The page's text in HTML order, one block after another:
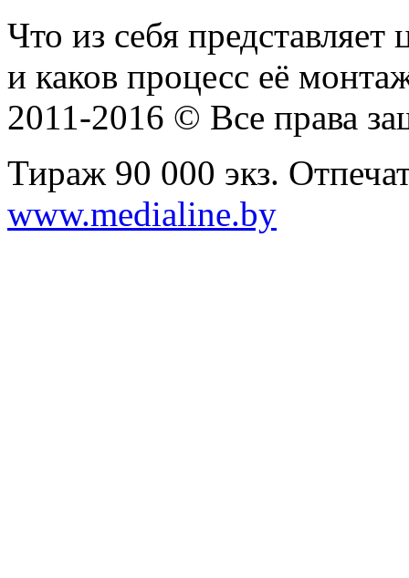
Что из себя
и каков процесс её
2011-2016 © Все права
Тираж 90 000 экз.
www.medialine.by